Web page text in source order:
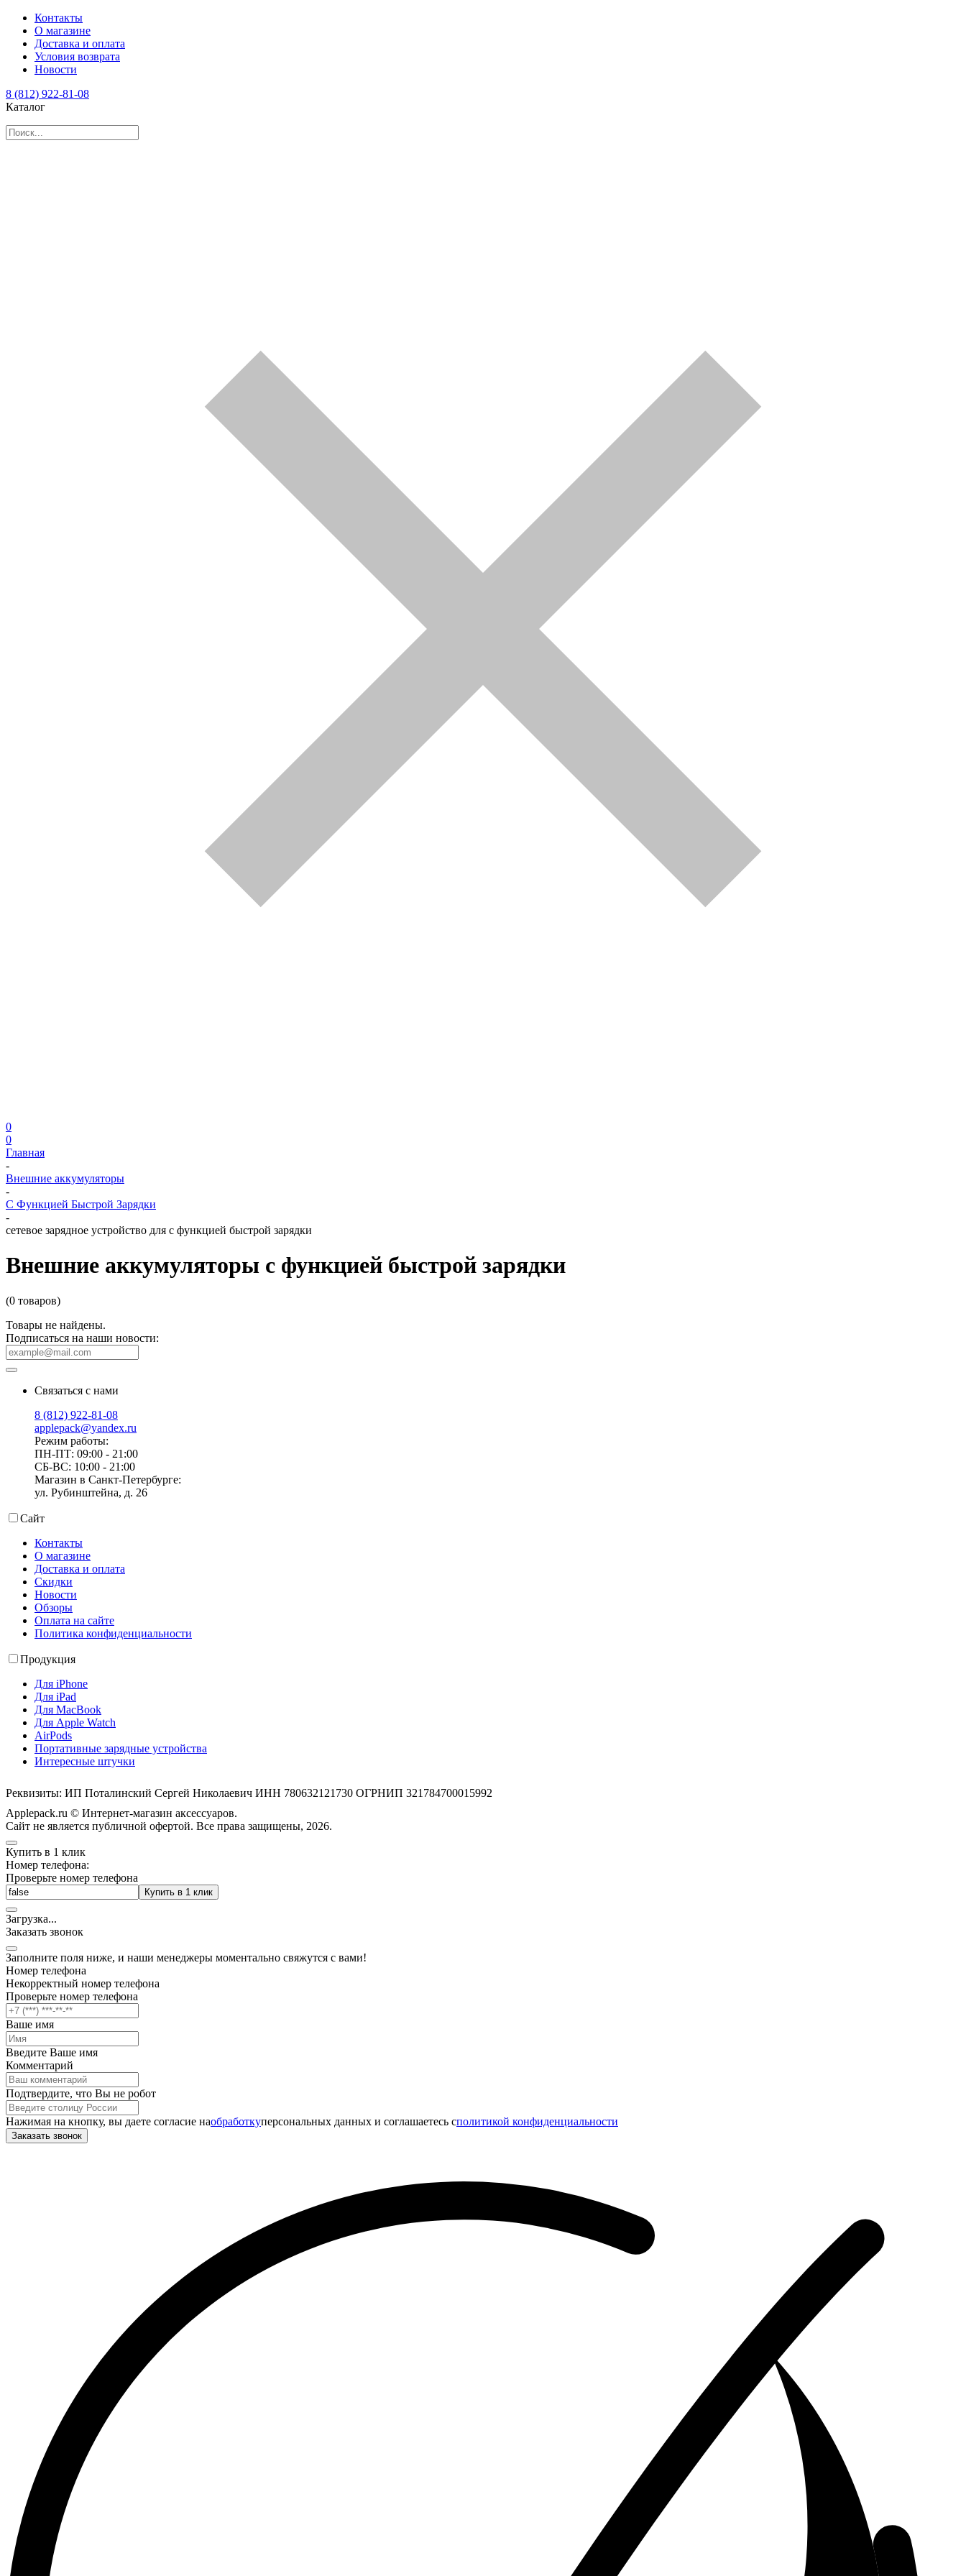
Контакты
О магазине
Доставка и оплата
Условия возврата
Новости
8 (812) 922-81-08
Каталог
0
0
Главная
-
Внешние аккумуляторы
-
С Функцией Быстрой Зарядки
-
сетевое зарядное устройство для с функцией быстрой зарядки
Внешние аккумуляторы с функцией быстрой зарядки
(0 товаров)
Товары не найдены.
Подписаться на наши новости:
Связаться с нами
8 (812) 922-81-08
applepack@yandex.ru
Режим работы:
ПН-ПТ: 09:00 - 21:00
СБ-ВС: 10:00 - 21:00
Магазин в Санкт-Петербурге:
ул. Рубинштейна, д. 26
Сайт
Контакты
О магазине
Доставка и оплата
Скидки
Новости
Обзоры
Оплата на сайте
Политика конфиденциальности
Продукция
Для iPhone
Для iPad
Для MacBook
Для Apple Watch
AirPods
Портативные зарядные устройства
Интересные штучки
Реквизиты: ИП Поталинский Сергей Николаевич ИНН 780632121730 ОГРНИП 321784700015992
Applepack.ru © Интернет-магазин аксессуаров.
Cайт не является публичной офертой. Все права защищены, 2026.
Купить в 1 клик
Номер телефона:
Проверьте номер телефона
Купить в 1 клик
Загрузка...
Заказать звонок
Заполните поля ниже, и наши менеджеры моментально свяжутся с вами!
Номер телефона
Некорректный номер телефона
Проверьте номер телефона
Ваше имя
Введите Ваше имя
Комментарий
Подтвердите, что Вы не робот
Нажимая на кнопку, вы даете согласие наобработкуперсональных данных и соглашаетесь cполитикой конфиденциальности
Заказать звонок